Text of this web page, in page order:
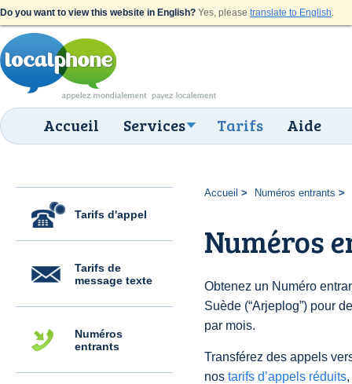
Do you want to view this website in English? Yes, please translate to English.
Accueil Services Tarifs Aide
Tarifs d'appel
Tarifs de
message texte
Numéros
entrants
Accueil Numéros entrants
Numéros
Obtenez un Numéro
Suède (“Arjeplog”) pour
par mois.
Transférez des appels
nos tarifs d’appels réduits